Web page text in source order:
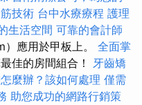
技術 台中水療療程 護理
生活空間 可靠的會計師
）應用於甲板上。 全面掌
佳的房間組合！ 牙齒矯
麼辦？該如何處理 僅需
助您成功的網路行銷策